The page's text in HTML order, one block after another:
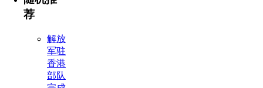
荐
解放
军驻
香港
部队